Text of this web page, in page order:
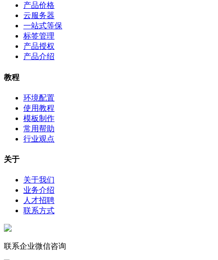
产品价格
云服务器
一站式等保
标签管理
产品授权
产品介绍
教程
环境配置
使用教程
模板制作
常用帮助
行业观点
关于
关于我们
业务介绍
人才招聘
联系方式
联系企业微信咨询